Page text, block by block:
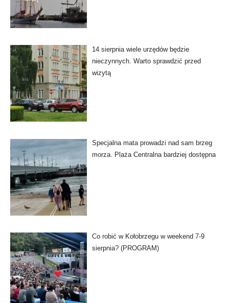
14 sierpnia wiele urzędów będzie
nieczynnych. Warto sprawdzić przed
wizytą
Specjalna mata prowadzi nad sam brzeg
morza. Plaża Centralna bardziej dostępna
Co robić w Kołobrzegu w weekend 7-9
sierpnia? (PROGRAM)